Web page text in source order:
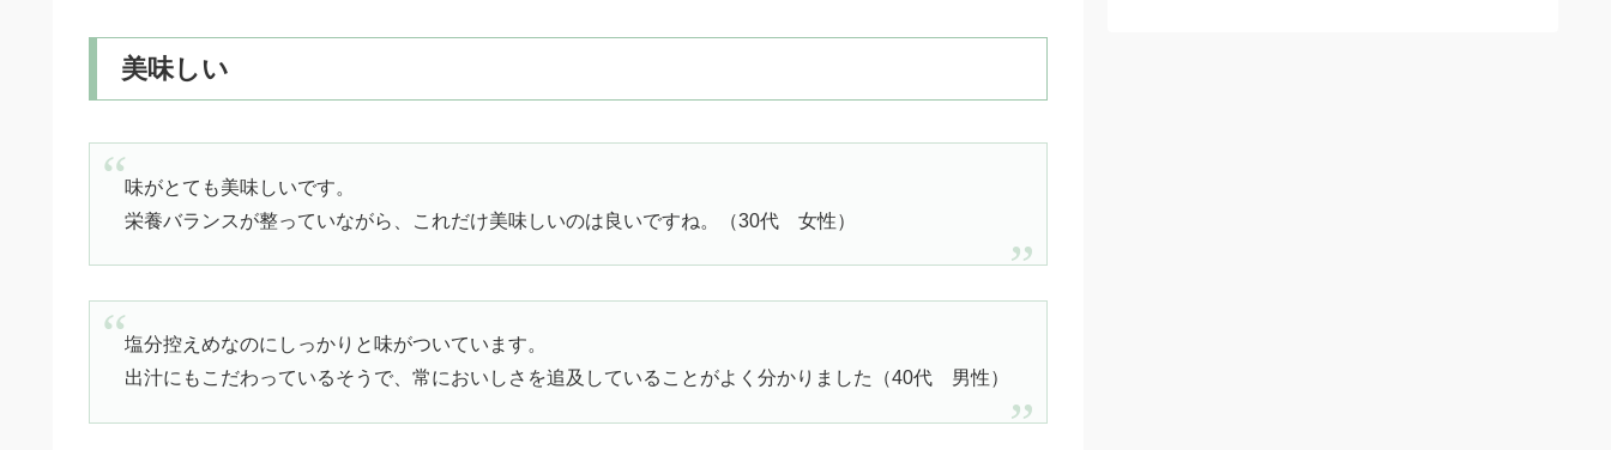
美味しい
味がとても美味しいです。
栄養バランスが整っていながら、これだけ美味しいのは良いですね。（30代 女性）
塩分控えめなのにしっかりと味がついています。
出汁にもこだわっているそうで、常においしさを追及していることがよく分かりました（40代 男性）